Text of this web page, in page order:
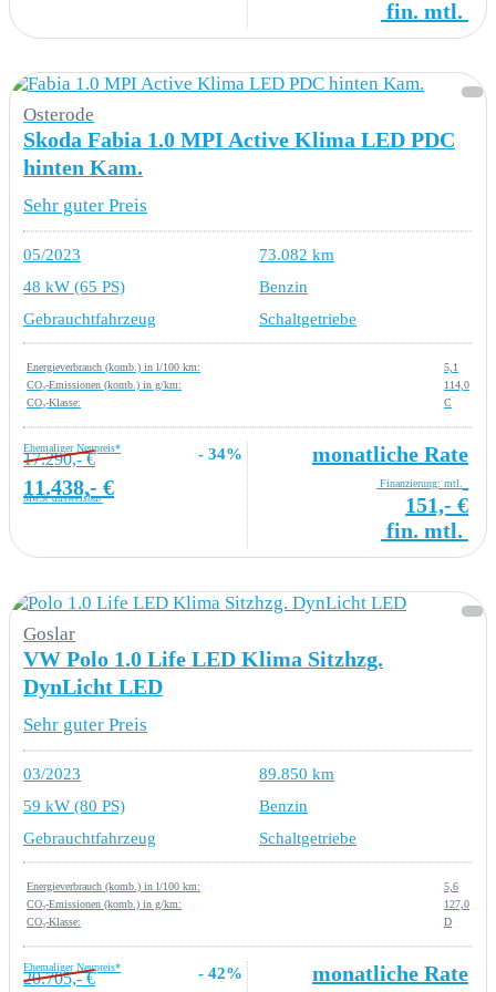
fin. mtl.
Osterode
Skoda Fabia 1.0 MPI Active Klima LED PDC
hinten Kam.
Sehr guter Preis
05/2023
73.082 km
48 kW (65 PS)
Benzin
Gebrauchtfahrzeug
Schaltgetriebe
Energieverbrauch (komb.) in l/100 km:
5,1
CO₂-Emissionen (komb.) in g/km:
114,0
CO₂-Klasse:
C
Ehemaliger Neupreis*
17.290,- € - 34%
11.438,- €
MwSt ausweisbar
monatliche Rate
Finanzierung: mtl.
151,- €
fin. mtl.
Goslar
VW Polo 1.0 Life LED Klima Sitzhzg.
DynLicht LED
Sehr guter Preis
03/2023
89.850 km
59 kW (80 PS)
Benzin
Gebrauchtfahrzeug
Schaltgetriebe
Energieverbrauch (komb.) in l/100 km:
5,6
CO₂-Emissionen (komb.) in g/km:
127,0
CO₂-Klasse:
D
Ehemaliger Neupreis*
20.705,- € - 42% monatliche Rate